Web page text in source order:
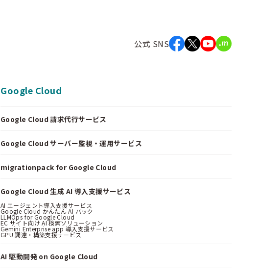
公式 SNS
Google Cloud
Google Cloud 請求代行サービス
Google Cloud サーバー監視・運用サービス
migrationpack for Google Cloud
Google Cloud 生成 AI 導入支援サービス
AI エージェント導入支援サービス
Google Cloud かんたん AI パック
LLMOps for Google Cloud
EC サイト向け AI 検索ソリューション
Gemini Enterprise app 導入支援サービス
GPU 調達・構築支援サービス
AI 駆動開発 on Google Cloud